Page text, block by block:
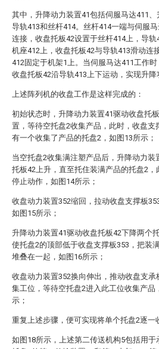
其中，升降动力装置41包括伺服马达411、
导轨413和丝杆414。丝杆414一端与伺服
连接，收盘托板42设置于丝杆414上，导轨
机座412上，收盘托板42与导轨413滑动连
412固定于机架1上。当伺服马达411工作
收盘托板42沿导轨413上下运动，实现升降
上述阵列机的收盘工作是这样完成的：
初始状态时，升降动力装置41驱动收盘托
置，等待空托盘2收集产品，此时，收盘支
有一个收集了产品的托盘2，如图13所示；
当空托盘2收集满注塑产品后，升降动力装
托板42上升，直至托住装满产品的托盘2，
停止动作，如图14所示；
收盘动力装置352缩回，拉动收盘支撑板
如图15所示；
升降动力装置41驱动收盘托板42下降两个
使托盘2的顶部低于收盘支撑板353，把装
堆叠在一起，如图16所示；
收盘动力装置352换向伸出，推动收盘支承
集工位，等待空托盘2进入此工位收集产品
示；
重复上述步骤，便可实现将单个托盘2逐一
如图18所示，上述第二传送机构5包括用于